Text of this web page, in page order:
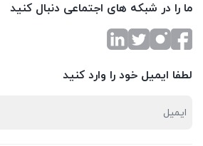
ما را در شبکه های اجتماعی دنبال کنید
لطفا ایمیل خود را وارد کنید